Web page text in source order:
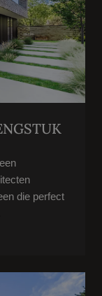
die perfect